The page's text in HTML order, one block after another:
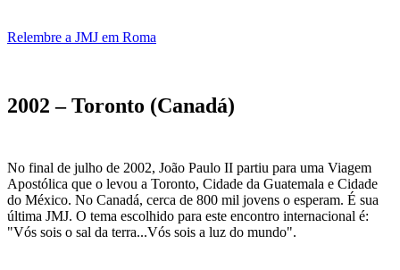
Relembre a JMJ em Roma
2002 – Toronto (Canadá)
No final de julho de 2002, João Paulo II partiu para uma Viagem
Apostólica que o levou a Toronto, Cidade da Guatemala e Cidade
do México. No Canadá, cerca de 800 mil jovens o esperam. É sua
última JMJ. O tema escolhido para este encontro internacional é:
"Vós sois o sal da terra...Vós sois a luz do mundo".